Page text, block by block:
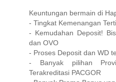
Keuntungan bermain di
- Tingkat Kemenangan
- Kemudahan Deposit!
dan OVO
- Proses Deposit dan WD
- Banyak pilihan
Terakreditasi PACGOR